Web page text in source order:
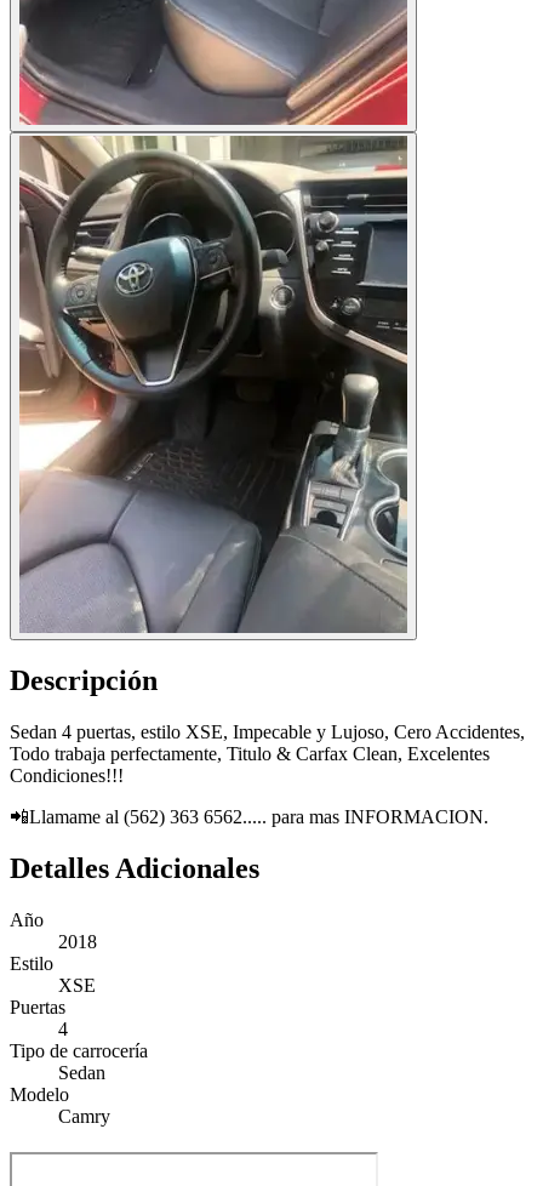
Descripción
Sedan 4 puertas, estilo XSE, Impecable y Lujoso, Cero Accidentes,
Todo trabaja perfectamente, Titulo & Carfax Clean, Excelentes
Condiciones!!!
📲Llamame al (562) 363 6562..... para mas INFORMACION.
Detalles Adicionales
Año
2018
Estilo
XSE
Puertas
4
Tipo de carrocería
Sedan
Modelo
Camry